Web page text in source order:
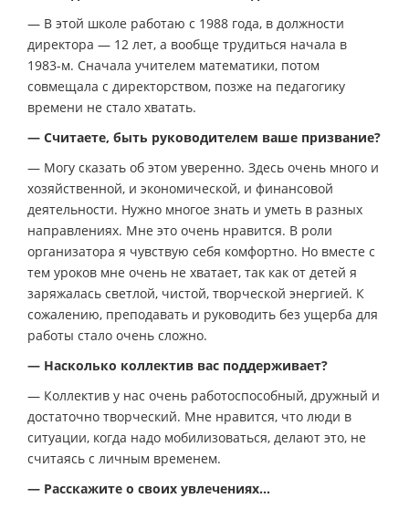
— В этой школе работаю с 1988 года, в должности
директора — 12 лет, а вообще трудиться начала в
1983-м. Сначала учителем математики, потом
совмещала с директорством, позже на педагогику
времени не стало хватать.
— Считаете, быть руководителем ваше призвание?
— Могу сказать об этом уверенно. Здесь очень много и
хозяйственной, и экономической, и финансовой
деятельности. Нужно многое знать и уметь в разных
направлениях. Мне это очень нравится. В роли
организатора я чувствую себя комфортно. Но вместе с
тем уроков мне очень не хватает, так как от детей я
заряжалась светлой, чистой, творческой энергией. К
сожалению, преподавать и руководить без ущерба для
работы стало очень сложно.
— Насколько коллектив вас поддерживает?
— Коллектив у нас очень работоспособный, дружный и
достаточно творческий. Мне нравится, что люди в
ситуации, когда надо мобилизоваться, делают это, не
считаясь с личным временем.
— Расскажите о своих увлечениях…